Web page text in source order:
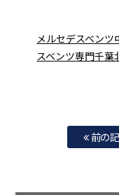
メルセデスベンツ
スベンツ専門千葉
前の